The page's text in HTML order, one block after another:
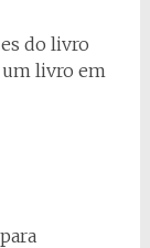
do livro
livro em